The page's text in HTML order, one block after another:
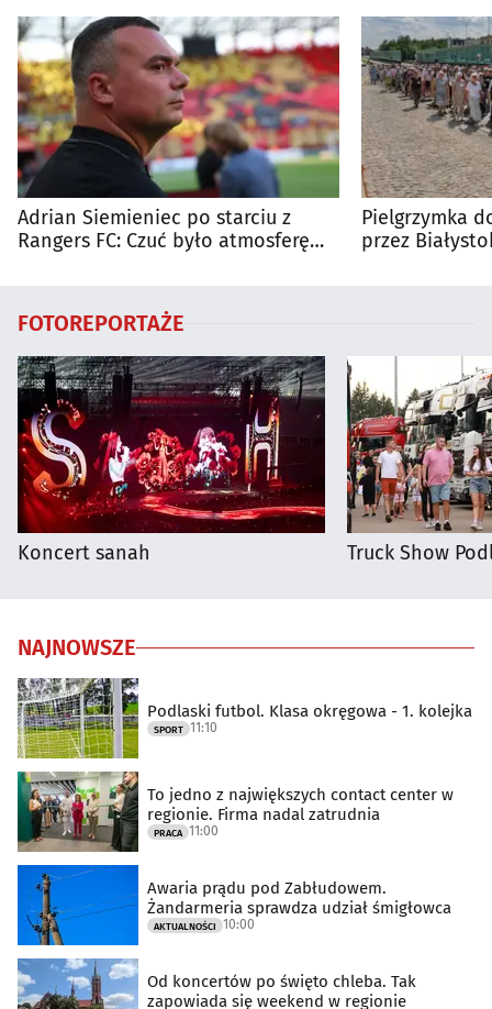
Adrian Siemieniec po starciu z
Rangers FC: Czuć było atmosferę
Pielgrzymka
przez
FOTOREPORTAŻE
Koncert sanah Truck Show
NAJNOWSZE
Podlaski futbol. Klasa okręgowa - 1. kolejka
SPORT 11:10
To jedno z największych contact center w
regionie. Firma nadal zatrudnia
PRACA 11:00
Awaria prądu pod Zabłudowem.
Żandarmeria sprawdza udział śmigłowca
AKTUALNOŚCI 10:00
Od koncertów po święto chleba. Tak
zapowiada się weekend w regionie